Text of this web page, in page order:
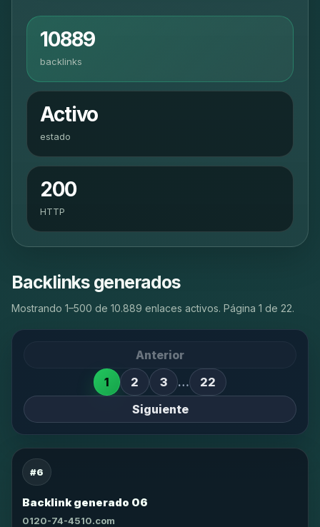
10889
backlinks
Activo
estado
200
HTTP
Backlinks generados
Mostrando 1–500 de 10.889 enlaces activos. Página 1 de 22.
Anterior
1
2 3 …
22
Siguiente
#6
Backlink generado 06
0120-74-4510.com